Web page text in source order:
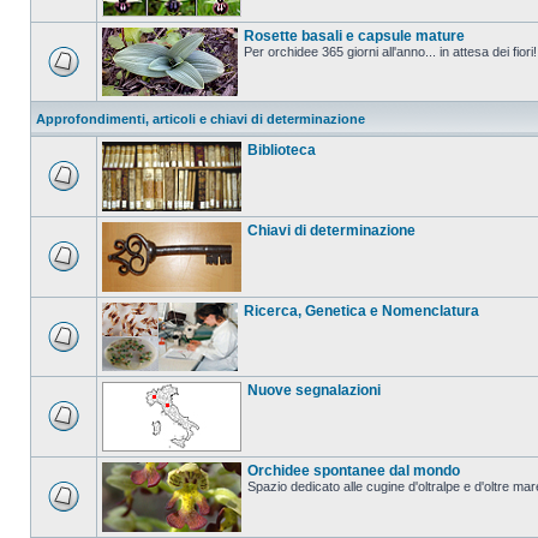
Rosette basali e capsule mature
Per orchidee 365 giorni all'anno... in attesa dei fiori!
Approfondimenti, articoli e chiavi di determinazione
Biblioteca
Chiavi di determinazione
Ricerca, Genetica e Nomenclatura
Nuove segnalazioni
Orchidee spontanee dal mondo
Spazio dedicato alle cugine d'oltralpe e d'oltre